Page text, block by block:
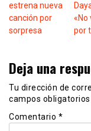
estrena nueva
canción por
sorpresa
«No
por
Deja una
Tu dirección de
campos
Comentario *